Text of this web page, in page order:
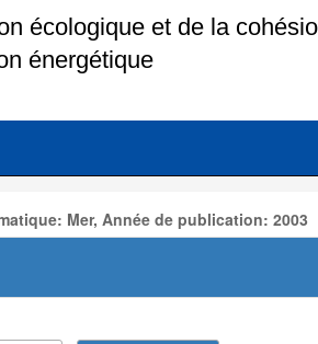
Mer, Année de publication: 2003